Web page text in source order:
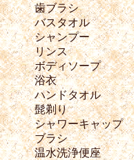
歯ブラシ
バスタオル
シャンプー
リンス
ボディソープ
浴衣
ハンドタオル
髭剃り
シャワーキャップ
ブラシ
温水洗浄便座